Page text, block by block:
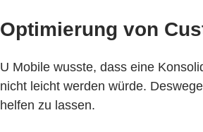
Optimierung von
U Mobile wusste, dass eine
nicht leicht werden würde.
helfen zu lassen.